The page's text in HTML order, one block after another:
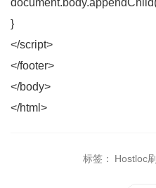
}
</script>
</footer>
</body>
</html>
标签： Hostloc